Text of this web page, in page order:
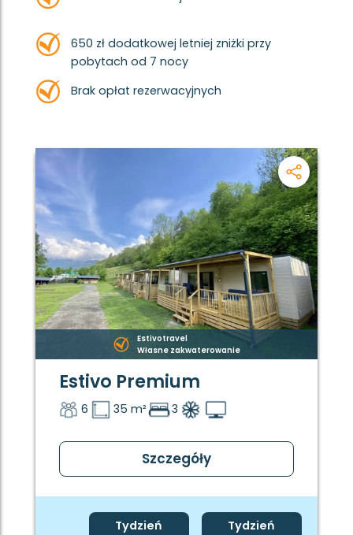
650 zł dodatkowej letniej zniżki przy
pobytach od 7 nocy
Brak opłat rezerwacyjnych
Estivotravel
Własne zakwaterowanie
Estivo Premium
6 35 m² 3
Szczegóły
Tydzień
Tydzień